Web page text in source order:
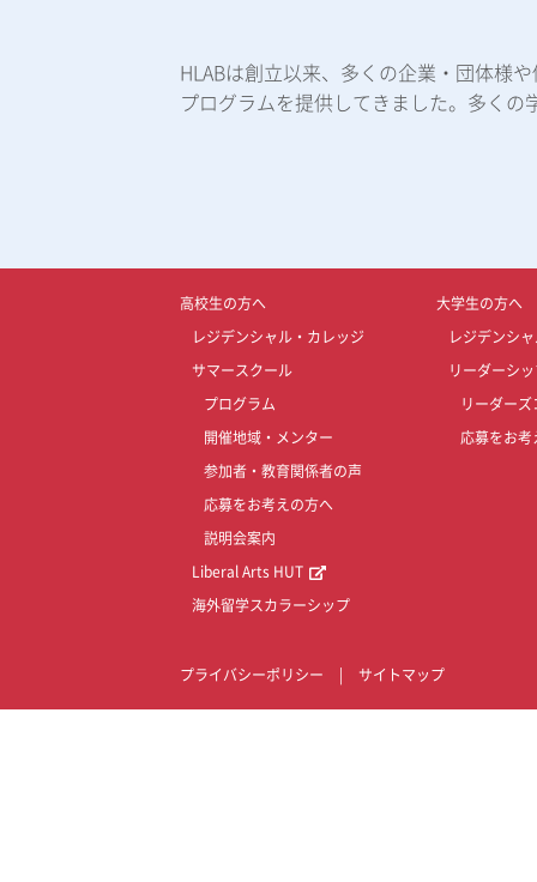
HLABは創立以来、多くの企業・団体様
プログラムを提供してきました。多く
高校生の方へ
レジデンシャル・カレッジ
サマースクール
プログラム
開催地域・メンター
参加者・教育関係者の声
応募をお考えの方へ
説明会案内
Liberal Arts HUT
海外留学スカラーシップ
大学生の方へ
レジデンシ
リーダーシ
リーダーズ
応募をお考
プライバシーポリシー サイトマップ